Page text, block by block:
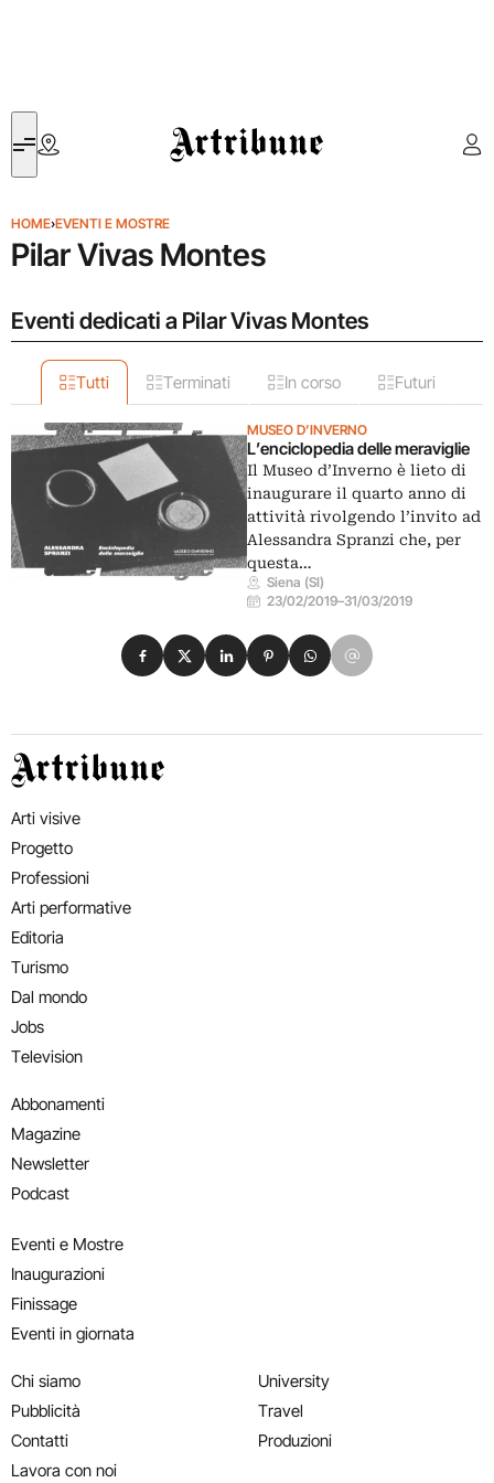
Artribune
HOME›EVENTI E MOSTRE
Pilar Vivas Montes
Eventi dedicati a Pilar Vivas Montes
Tutti Terminati In corso Futuri
MUSEO D’INVERNO
L’enciclopedia delle meraviglie
Il Museo d’Inverno è lieto di
inaugurare il quarto anno di
attività rivolgendo l’invito ad
Alessandra Spranzi che, per
questa…
Siena (SI)
23/02/2019–31/03/2019
Condividi su Facebook
Condividi su X
Condividi su LinkedIn
Condividi su Pinterest
Condividi su WhatsApp
Condividi su Email
Artribune
Arti visive
Progetto
Professioni
Arti performative
Editoria
Turismo
Dal mondo
Jobs
Television
Abbonamenti
Magazine
Newsletter
Podcast
Eventi e Mostre
Inaugurazioni
Finissage
Eventi in giornata
Chi siamo
Pubblicità
Contatti
Lavora con noi
University
Travel
Produzioni